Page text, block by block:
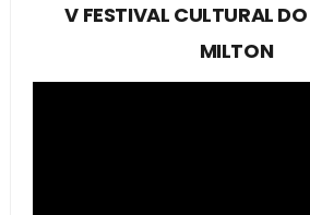
V FESTIVAL CULTURAL
MILTON